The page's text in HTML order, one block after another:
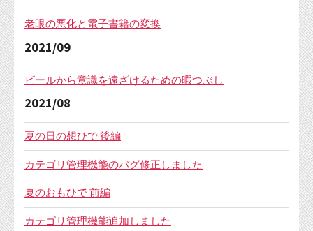
老眼の悪化と電子書籍の変換
2021/09
ビールから意識を遠ざけるための暇つぶし
2021/08
夏の日の想ひで 後編
カテゴリ管理機能のバグ修正しました
夏のおもひで 前編
カテゴリ管理機能追加しました